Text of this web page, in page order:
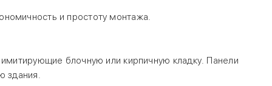
и простоту монтажа.
блочную или кирпичную кладку. Панели
здания.